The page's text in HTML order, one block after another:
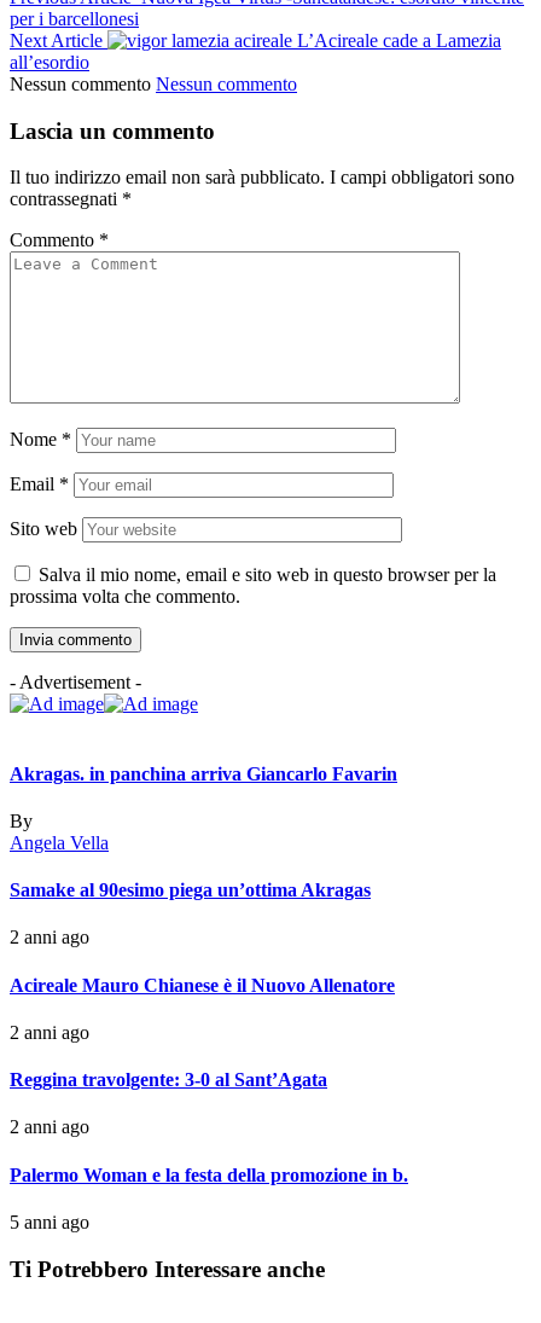
per i barcellonesi
Next Article
L’Acireale cade a Lamezia
all’esordio
Nessun commento Nessun commento
Lascia un commento
Il tuo indirizzo email non sarà pubblicato. I campi obbligatori sono
contrassegnati *
Commento *
Nome *
Email *
Sito web
Salva il mio nome, email e sito web in questo browser per la
prossima volta che commento.
- Advertisement -
Akragas. in panchina arriva Giancarlo Favarin
By
Angela Vella
Samake al 90esimo piega un’ottima Akragas
2 anni ago
Acireale Mauro Chianese è il Nuovo Allenatore
2 anni ago
Reggina travolgente: 3-0 al Sant’Agata
2 anni ago
Palermo Woman e la festa della promozione in b.
5 anni ago
Ti Potrebbero Interessare anche